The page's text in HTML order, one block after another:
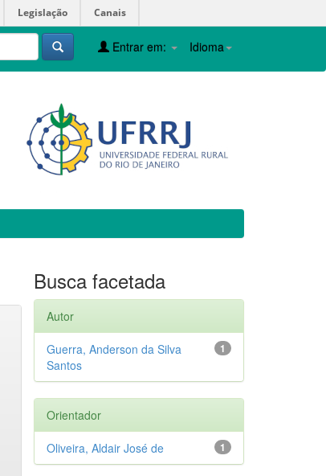
Legislação Canais
Idioma
Entrar em:
Busca facetada
Autor
1
Guerra, Anderson da Silva
Santos
Orientador
1
Oliveira, Aldair José de